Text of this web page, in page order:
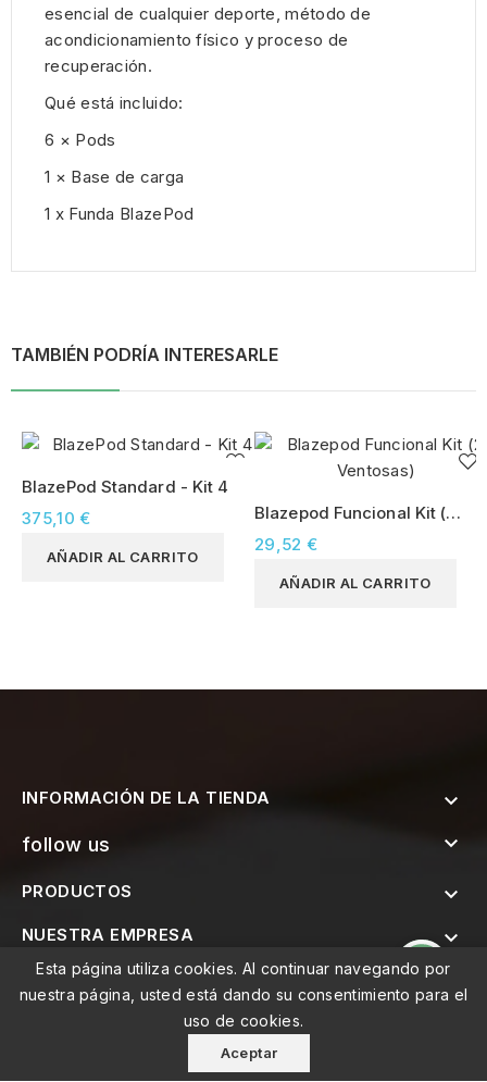
esencial de cualquier deporte, método de
acondicionamiento físico y proceso de
recuperación.
Qué está incluido:
6 × Pods
1 × Base de carga
1 x Funda BlazePod
TAMBIÉN PODRÍA INTERESARLE
BlazePod Standard - Kit 4
375,10 €
AÑADIR AL CARRITO
Blazepod Funcional Kit (2
Ventosas)
29,52 €
AÑADIR AL CARRITO
INFORMACIÓN DE LA TIENDA 
follow us 
Esta página utiliza cookies. Al continuar navegando por
nuestra página, usted está dando su consentimiento para el
uso de cookies.
Aceptar
PRODUCTOS 
NUESTRA EMPRESA 
SUSCRÍBETE AL BOLETÍN 